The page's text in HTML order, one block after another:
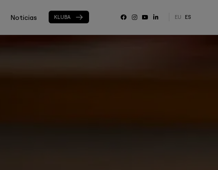
Noticias KLUBA EU ES